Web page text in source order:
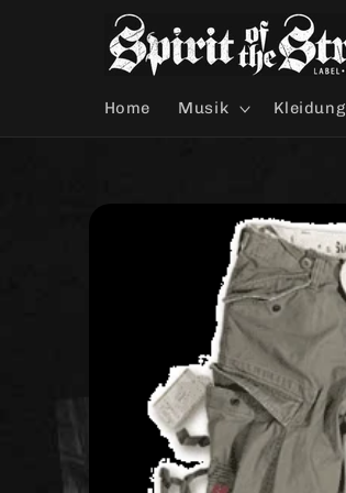
Home Musik Kleidung
Produktinformationen